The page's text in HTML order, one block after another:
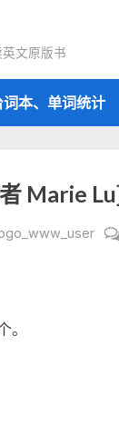
文原版书
词本、单词统计
Marie
。